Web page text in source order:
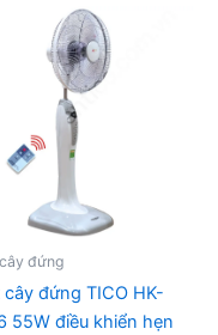
đứng
cây đứng TICO HK-
55W điều khiển hẹn